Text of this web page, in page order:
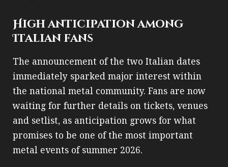
High anticipation among
Italian fans
The announcement of the two Italian dates
immediately sparked major interest within
the national metal community. Fans are now
waiting for further details on tickets, venues
and setlist, as anticipation grows for what
promises to be one of the most important
metal events of summer 2026.